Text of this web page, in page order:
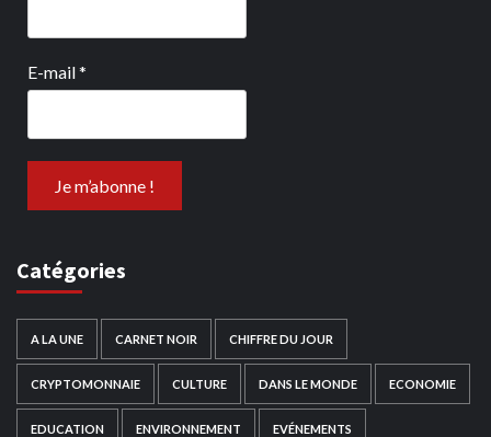
E-mail*
Catégories
A LA UNE CARNET NOIR CHIFFRE DU JOUR
CRYPTOMONNAIE CULTURE DANS LE MONDE ECONOMIE
EDUCATION ENVIRONNEMENT EVÉNEMENTS